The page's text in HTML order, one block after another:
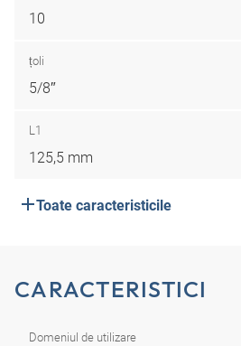
10
țoli
5/8″
L1
125,5 mm
Toate caracteristicile
CARACTERISTICI
Domeniul de utilizare